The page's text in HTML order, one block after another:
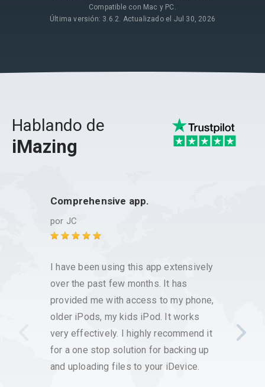
Compatible con Mac y PC.
Última versión: 3.6.2. Actualizado el Jul 30, 2026
Hablando de
iMazing
Comprehensive app.
por JC
I have been using this app extensively
over the past few months. It has
provided me with access to my phone,
older iPods, my kids iPod. It works
very effectively. I highly recommend it
for a one stop solution for backing up
and uploading files to your iDevice.
you